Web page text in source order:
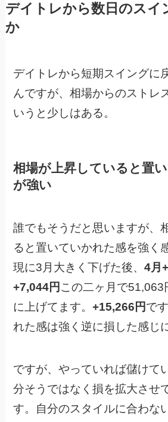
デイトレから数日のスイ
か
デイトレから短期スイングに
んですが、相場からのストレ
いうと少しはある。
相場が上昇していると置
が強い
誰でもそうだと思いますが、
ると置いていかれた感を強く
現に3月大きく下げた後、4月
+7,044円 この二ヶ月で51,063
に上げてます。+15,266円で
れた感は強く逆に損した感じ
ですが、やっていれば儲けて
分そうではなく損を拡大させ
す。自分のスタイルに合わな